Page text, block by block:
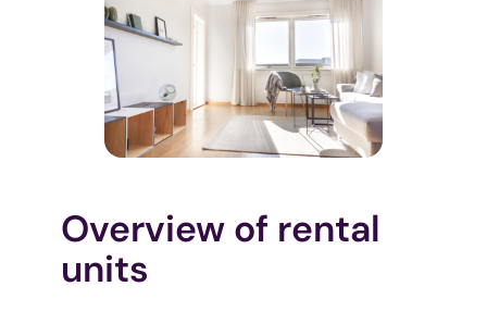
Overview of rental
units